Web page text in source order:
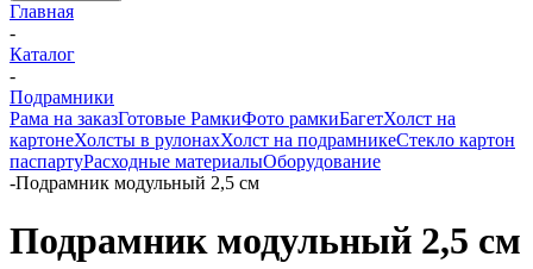
Главная
-
Каталог
-
Подрамники
Рама на заказГотовые РамкиФото рамкиБагетХолст на
картонеХолсты в рулонахХолст на подрамникеСтекло картон
паспартуРасходные материалыОборудование
-Подрамник модульный 2,5 см
Подрамник модульный 2,5 см